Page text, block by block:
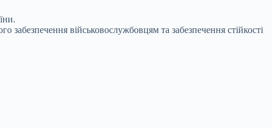
забезпечення військовослужбовцям та забезпечення стійкості